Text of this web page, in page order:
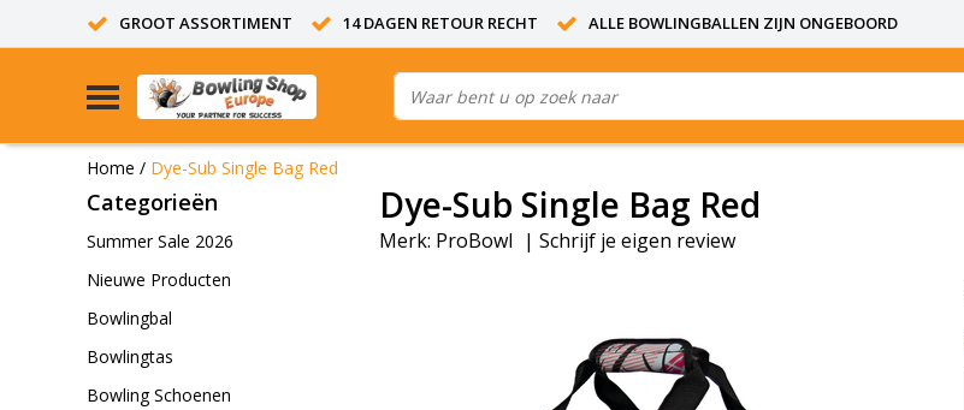
GROOT ASSORTIMENT 14 DAGEN RETOUR RECHT ALLE BOWLINGBALLEN ZIJN ONGEBOORD
Home / Dye-Sub Single Bag Red
Categorieën
Summer Sale 2026
Nieuwe Producten
Bowlingbal
Bowlingtas
Bowling Schoenen
Dye-Sub Single Bag Red
Merk: ProBowl | Schrijf je eigen review